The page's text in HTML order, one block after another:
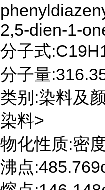
2,5-dien-1-
分子式
分子量
类别:染料及
染料>
物化性质:密
沸点